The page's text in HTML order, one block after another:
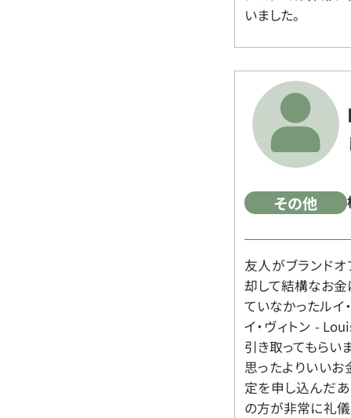
いました。
その他
友人がブランド
却して結構なお金
ていなかったルイ
イ・ヴィトン -
引き取ってもらい
思ったよりいいお
定を申し込んだ
の方が非常に礼儀